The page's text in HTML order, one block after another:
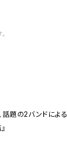
話題の2バンドによる